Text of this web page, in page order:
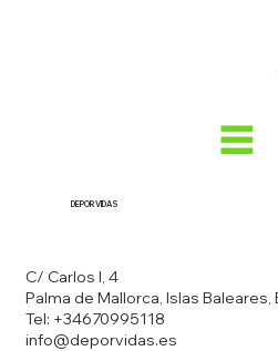
DEPORVIDAS
C/ Carlos I, 4
Palma de Mallorca, Islas Baleares,
Tel: +34670995118
info@deporvidas.es